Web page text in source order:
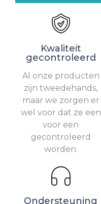
Kwaliteit
gecontroleerd
Al onze producten
zijn tweedehands,
maar we zorgen er
wel voor dat ze een
voor een
gecontroleerd
worden.
Ondersteuning